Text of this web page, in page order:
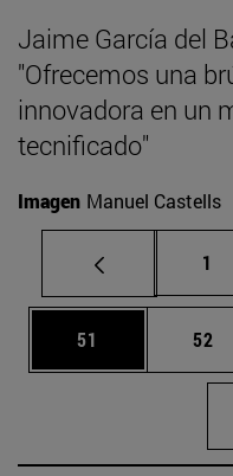
Jaime García del
"Ofrecemos una
innovadora en un
tecnificado"
Imagen Manuel Castells
1
Página
51 52